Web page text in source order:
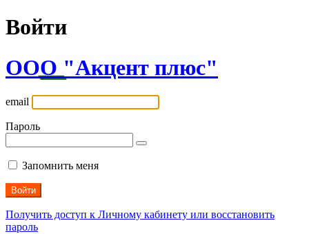
Войти
ООО "Акцент плюс"
email
Пароль
Запомнить меня
Получить доступ к Личному кабинету или восстановить
пароль